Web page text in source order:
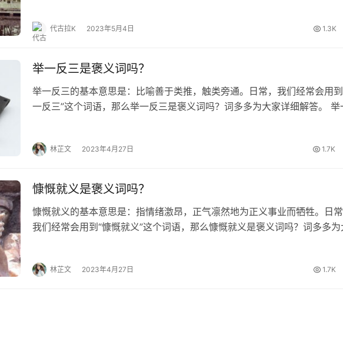
代古拉K 2023年5月4日 1.3K
举一反三是褒义词吗？
举一反三的基本意思是：比喻善于类推，触类旁通。日常，我们经常会用
一反三”这个词语，那么举一反三是褒义词吗？词多多为大家详细解答。 举
林芷文 2023年4月27日 1.7K
慷慨就义是褒义词吗？
慷慨就义的基本意思是：指情绪激昂，正气凛然地为正义事业而牺牲。日
我们经常会用到“慷慨就义”这个词语，那么慷慨就义是褒义词吗？词多多为
林芷文 2023年4月27日 1.7K